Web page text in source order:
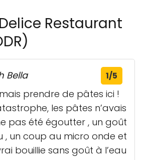
Restaurant
Bella 1/5
prendre de pâtes ici !
les pâtes n’avais
pas été égoutter , un goût
, un coup au micro onde et
bouillie sans goût à l’eau